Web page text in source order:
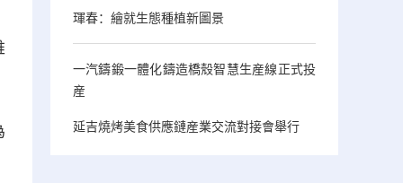
琿春：繪就生態種植新圖景
一汽鑄鍛一體化鑄造橋殼智慧生産線正式投
産
延吉燒烤美食供應鏈産業交流對接會舉行